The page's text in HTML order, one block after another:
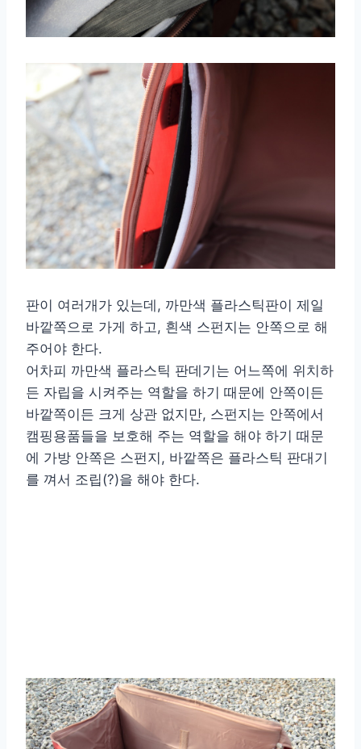
판이 여러개가 있는데, 까만색 플라스틱판이 제일
바깥쪽으로 가게 하고, 흰색 스펀지는 안쪽으로 해
주어야 한다.
어차피 까만색 플라스틱 판데기는 어느쪽에 위치하
든 자립을 시켜주는 역할을 하기 때문에 안쪽이든
바깥쪽이든 크게 상관 없지만, 스펀지는 안쪽에서
캠핑용품들을 보호해 주는 역할을 해야 하기 때문
에 가방 안쪽은 스펀지, 바깥쪽은 플라스틱 판대기
를 껴서 조립(?)을 해야 한다.